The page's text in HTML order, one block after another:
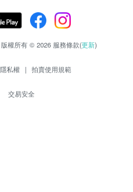
權所有 © 2026 服務條款(更新)
隱私權 | 拍賣使用規範
交易安全